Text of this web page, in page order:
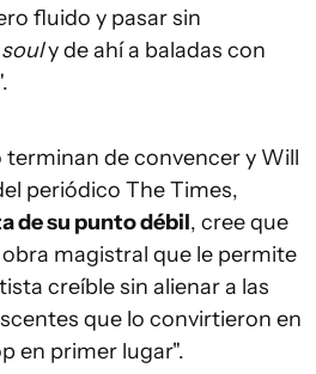
fluido y pasar sin
souly de ahí a baladas con
de convencer y Will
periódico The Times,
de su punto débil, cree que
magistral que le permite
creíble sin alienar a las
que lo convirtieron en
en primer lugar".